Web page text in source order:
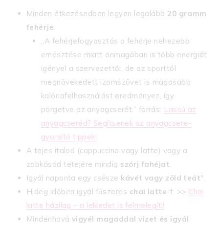
Minden étkezésedben legyen legalább 20 gramm
fehérje
,,A fehérjefogyasztás a fehérje nehezebb
emésztése miatt önmagában is több energiát
igényel a szervezettől, de az sporttól
megnövekedett izomszövet is magasabb
kalóriafelhasználást eredményez, így
pörgetve az anyagcserét.” forrás: Lassú az
anyagcseréd? Segítsenek az anyagcsere-
gyorsító tippek!
A tejes italod (cappuccino vagy latte) vagy a
zabkásád tetejére mindig szórj fahéjat
Igyál naponta egy csésze kávét vagy zöld teát*.
Hideg időben igyál fűszeres chai latte-t. >> Chai
latte házilag – a lelkedet is felmelegíti!
Mindenhová vigyél magaddal vizet és igyál